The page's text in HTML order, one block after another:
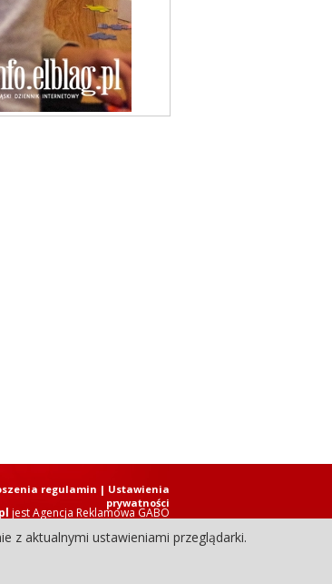
jestAgencja Reklamowa GABO
Wszystkie prawa zastrzeżone.
regulamin | Ustawienia
prywatności
z aktualnymi ustawieniami przeglądarki.